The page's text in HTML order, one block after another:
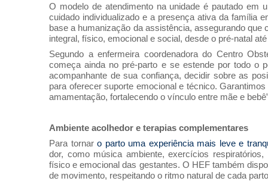
O modelo de atendimento na unidade é pautado em
cuidado individualizado e a presença ativa da família
base a humanização da assistência, assegurando
integral, físico, emocional e social, desde o pré-natal
Segundo a enfermeira coordenadora do Centro
começa ainda no pré-parto e se estende por todo o
acompanhante de sua confiança, decidir sobre as
para oferecer suporte emocional e técnico.
amamentação, fortalecendo o vínculo entre mãe e
Ambiente acolhedor e terapias complementares
Para tornar o parto uma experiência mais leve e
dor, como música ambiente, exercícios
físico e emocional das gestantes. O HEF também
de movimento, respeitando o ritmo natural de cada